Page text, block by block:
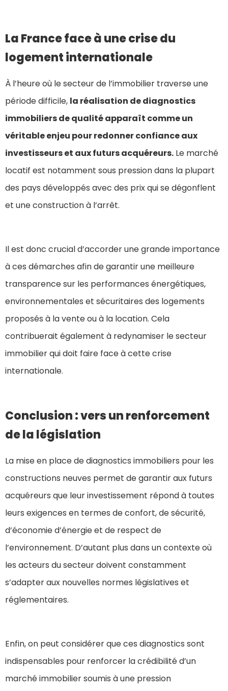
La France face à une crise du
logement internationale
À l’heure où le secteur de l’immobilier traverse une
période difficile, la réalisation de diagnostics
immobiliers de qualité apparaît comme un
véritable enjeu pour redonner confiance aux
investisseurs et aux futurs acquéreurs. Le marché
locatif est notamment sous pression dans la plupart
des pays développés avec des prix qui se dégonflent
et une construction à l’arrêt.
Il est donc crucial d’accorder une grande importance
à ces démarches afin de garantir une meilleure
transparence sur les performances énergétiques,
environnementales et sécuritaires des logements
proposés à la vente ou à la location. Cela
contribuerait également à redynamiser le secteur
immobilier qui doit faire face à cette crise
internationale.
Conclusion : vers un renforcement
de la législation
La mise en place de diagnostics immobiliers pour les
constructions neuves permet de garantir aux futurs
acquéreurs que leur investissement répond à toutes
leurs exigences en termes de confort, de sécurité,
d’économie d’énergie et de respect de
l’environnement. D’autant plus dans un contexte où
les acteurs du secteur doivent constamment
s’adapter aux nouvelles normes législatives et
réglementaires.
Enfin, on peut considérer que ces diagnostics sont
indispensables pour renforcer la crédibilité d’un
marché immobilier soumis à une pression